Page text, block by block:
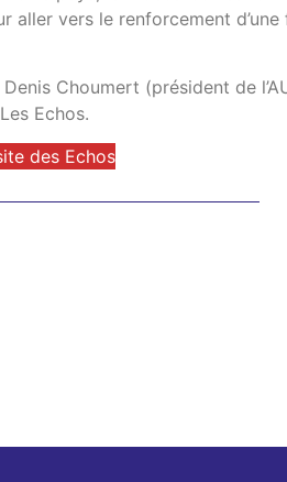
vers le renforcement
Choumert (président de
Echos.
des Echos